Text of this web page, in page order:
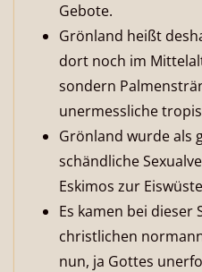
Gebote.
Grönland heißt
dort noch im
sondern
unermessliche
Grönland wurde als
schändliche
Eskimos zur
Es kamen bei
christlichen
nun, ja Gottes